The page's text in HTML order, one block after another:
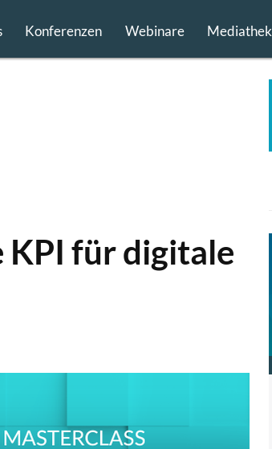
Konferenzen Webinare Mediathek
KPI für digitale